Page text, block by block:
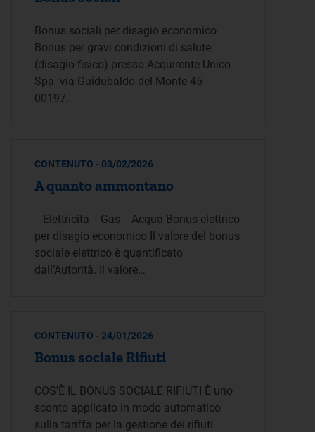
Bonus sociali per disagio economico
Bonus per gravi condizioni di salute
(disagio fisico) presso Acquirente Unico
Spa via Guidubaldo del Monte 45
00197…
CONTENUTO - 03/02/2026
A quanto ammontano
Elettricità Gas Acqua Bonus elettrico
per disagio economico Il valore del bonus
sociale elettrico è quantificato
dall’Autorità. Il valore…
CONTENUTO - 24/01/2026
Bonus sociale Rifiuti
COS'È IL BONUS SOCIALE RIFIUTI È uno
sconto applicato in modo automatico
sulla tariffa per la gestione dei rifiuti